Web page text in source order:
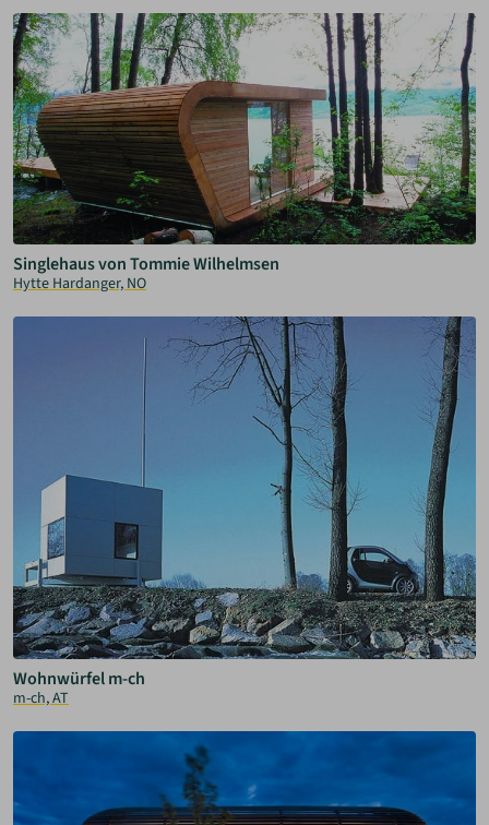
Singlehaus von Tommie Wilhelmsen
Hytte Hardanger, NO
Wohnwürfel m-ch
m-ch, AT